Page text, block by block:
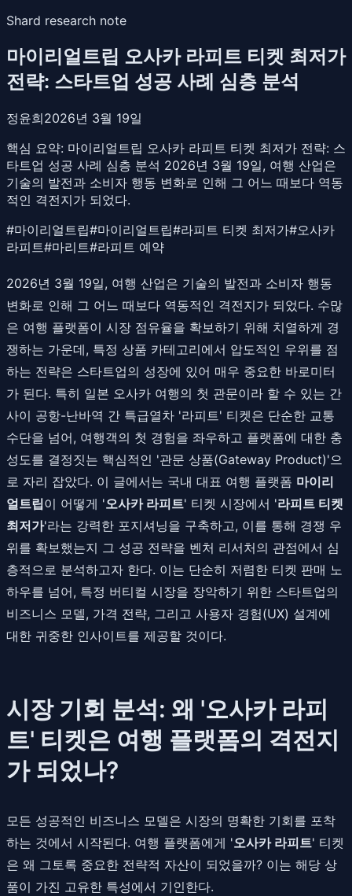
Shard research note
마이리얼트립 오사카 라피트 티켓 최저가
전략: 스타트업 성공 사례 심층 분석
정윤희2026년 3월 19일
핵심 요약: 마이리얼트립 오사카 라피트 티켓 최저가 전략: 스
타트업 성공 사례 심층 분석 2026년 3월 19일, 여행 산업은
기술의 발전과 소비자 행동 변화로 인해 그 어느 때보다 역동
적인 격전지가 되었다.
#마이리얼트립#마이리얼트립#라피트 티켓 최저가#오사카
라피트#마리트#라피트 예약
2026년 3월 19일, 여행 산업은 기술의 발전과 소비자 행동
변화로 인해 그 어느 때보다 역동적인 격전지가 되었다. 수많
은 여행 플랫폼이 시장 점유율을 확보하기 위해 치열하게 경
쟁하는 가운데, 특정 상품 카테고리에서 압도적인 우위를 점
하는 전략은 스타트업의 성장에 있어 매우 중요한 바로미터
가 된다. 특히 일본 오사카 여행의 첫 관문이라 할 수 있는 간
사이 공항-난바역 간 특급열차 '라피트' 티켓은 단순한 교통
수단을 넘어, 여행객의 첫 경험을 좌우하고 플랫폼에 대한 충
성도를 결정짓는 핵심적인 '관문 상품(Gateway Product)'으
로 자리 잡았다. 이 글에서는 국내 대표 여행 플랫폼 마이리
얼트립이 어떻게 '오사카 라피트' 티켓 시장에서 '라피트 티켓
최저가'라는 강력한 포지셔닝을 구축하고, 이를 통해 경쟁 우
위를 확보했는지 그 성공 전략을 벤처 리서처의 관점에서 심
층적으로 분석하고자 한다. 이는 단순히 저렴한 티켓 판매 노
하우를 넘어, 특정 버티컬 시장을 장악하기 위한 스타트업의
비즈니스 모델, 가격 전략, 그리고 사용자 경험(UX) 설계에
대한 귀중한 인사이트를 제공할 것이다.
시장 기회 분석: 왜 '오사카 라피
트' 티켓은 여행 플랫폼의 격전지
가 되었나?
모든 성공적인 비즈니스 모델은 시장의 명확한 기회를 포착
하는 것에서 시작된다. 여행 플랫폼에게 '오사카 라피트' 티켓
은 왜 그토록 중요한 전략적 자산이 되었을까? 이는 해당 상
품이 가진 고유한 특성에서 기인한다.